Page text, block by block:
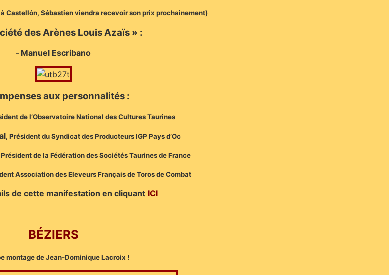
Castellón, Sébastien viendra recevoir son prix prochainement)
des Arènes Louis Azaïs » :
– Manuel Escribano
aux personnalités :
de l’Observatoire National des Cultures Taurines
, Président du Syndicat des Producteurs IGP Pays d’Oc
Président de la Fédération des Sociétés Taurines de France
Association des Eleveurs Français de Toros de Combat
de cette manifestation en cliquant ICI
BÉZIERS
montage de Jean-Dominique Lacroix !